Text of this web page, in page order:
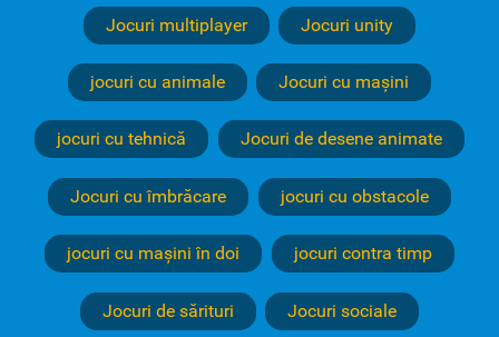
Jocuri multiplayer Jocuri unity
jocuri cu animale Jocuri cu mașini
jocuri cu tehnică Jocuri de desene animate
Jocuri cu îmbrăcare jocuri cu obstacole
jocuri cu mașini în doi jocuri contra timp
Jocuri de sărituri Jocuri sociale